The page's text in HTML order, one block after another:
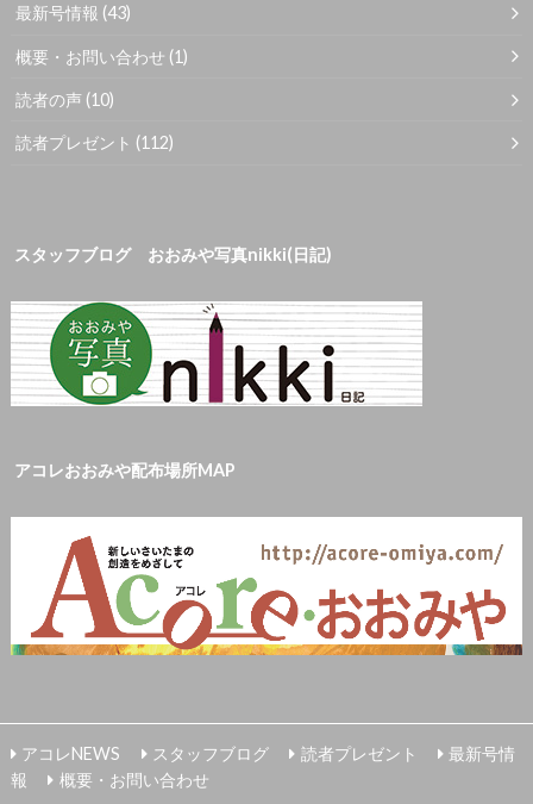
最新号情報 (43)
概要・お問い合わせ (1)
読者の声 (10)
読者プレゼント (112)
スタッフブログ おおみや写真nikki(日記)
アコレおおみや配布場所MAP
アコレNEWS スタッフブログ 読者プレゼント
最新号情
報
概要・お問い合わせ